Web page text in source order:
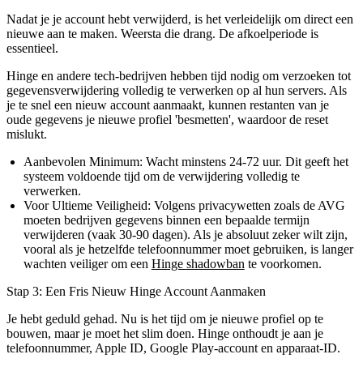
Nadat je je account hebt verwijderd, is het verleidelijk om direct een
nieuwe aan te maken. Weersta die drang. De afkoelperiode is
essentieel.
Hinge en andere tech-bedrijven hebben tijd nodig om verzoeken tot
gegevensverwijdering volledig te verwerken op al hun servers. Als
je te snel een nieuw account aanmaakt, kunnen restanten van je
oude gegevens je nieuwe profiel 'besmetten', waardoor de reset
mislukt.
Aanbevolen Minimum: Wacht minstens 24-72 uur. Dit geeft het
systeem voldoende tijd om de verwijdering volledig te
verwerken.
Voor Ultieme Veiligheid: Volgens privacywetten zoals de AVG
moeten bedrijven gegevens binnen een bepaalde termijn
verwijderen (vaak 30-90 dagen). Als je absoluut zeker wilt zijn,
vooral als je hetzelfde telefoonnummer moet gebruiken, is langer
wachten veiliger om een Hinge shadowban te voorkomen.
Stap 3: Een Fris Nieuw Hinge Account Aanmaken
Je hebt geduld gehad. Nu is het tijd om je nieuwe profiel op te
bouwen, maar je moet het slim doen. Hinge onthoudt je aan je
telefoonnummer, Apple ID, Google Play-account en apparaat-ID.